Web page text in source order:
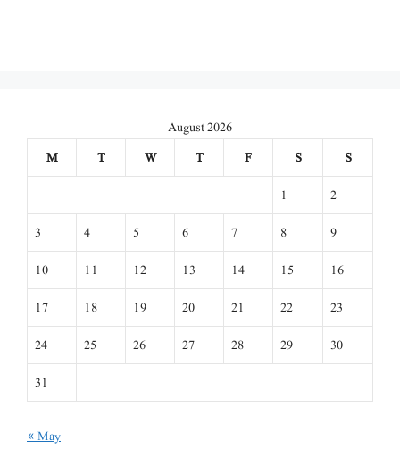
August 2026
M
T W T F S
S
1
2
3
4 5 6 7 8
9
10
11 12 13 14 15
16
17
18 19 20 21 22
23
24
25 26 27 28 29
30
31
« May